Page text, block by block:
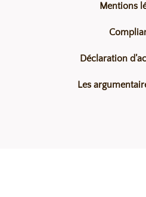
Mentions
Déclaration
Les